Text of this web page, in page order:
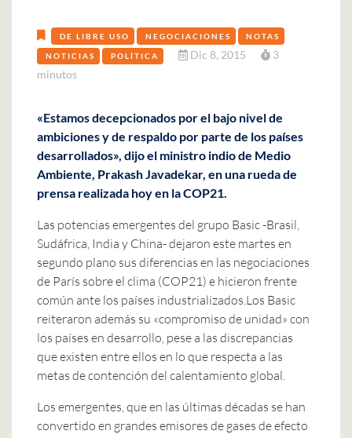
DE LIBRE USO NEGOCIACIONES NOTAS
NOTICIAS POLÍTICA Dic 8, 2015
3
minutos
«Estamos decepcionados por el bajo nivel de
ambiciones y de respaldo por parte de los países
desarrollados», dijo el ministro indio de Medio
Ambiente, Prakash Javadekar, en una rueda de
prensa realizada hoy en la COP21.
Las potencias emergentes del grupo Basic -Brasil,
Sudáfrica, India y China- dejaron este martes en
segundo plano sus diferencias en las negociaciones
de París sobre el clima (COP21) e hicieron frente
común ante los países industrializados. Los Basic
reiteraron además su «compromiso de unidad» con
los países en desarrollo, pese a las discrepancias
que existen entre ellos en lo que respecta a las
metas de contención del calentamiento global.
Los emergentes, que en las últimas décadas se han
convertido en grandes emisores de gases de efecto